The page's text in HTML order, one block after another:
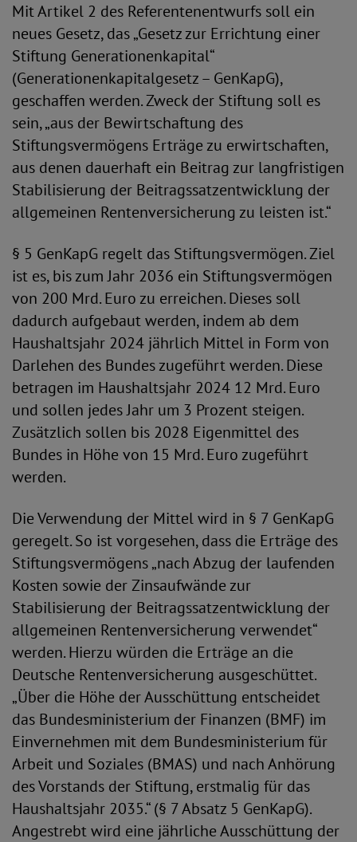
Mit Artikel 2 des Referentenentwurfs soll ein
neues Gesetz, das „Gesetz zur Errichtung einer
Stiftung Generationenkapital“
(Generationenkapitalgesetz – GenKapG),
geschaffen werden. Zweck der Stiftung soll es
sein, „aus der Bewirtschaftung des
Stiftungsvermögens Erträge zu erwirtschaften,
aus denen dauerhaft ein Beitrag zur langfristigen
Stabilisierung der Beitragssatzentwicklung der
allgemeinen Rentenversicherung zu leisten ist.“
§ 5 GenKapG regelt das Stiftungsvermögen. Ziel
ist es, bis zum Jahr 2036 ein Stiftungsvermögen
von 200 Mrd. Euro zu erreichen. Dieses soll
dadurch aufgebaut werden, indem ab dem
Haushaltsjahr 2024 jährlich Mittel in Form von
Darlehen des Bundes zugeführt werden. Diese
betragen im Haushaltsjahr 2024 12 Mrd. Euro
und sollen jedes Jahr um 3 Prozent steigen.
Zusätzlich sollen bis 2028 Eigenmittel des
Bundes in Höhe von 15 Mrd. Euro zugeführt
werden.
Die Verwendung der Mittel wird in § 7 GenKapG
geregelt. So ist vorgesehen, dass die Erträge des
Stiftungsvermögens „nach Abzug der laufenden
Kosten sowie der Zinsaufwände zur
Stabilisierung der Beitragssatzentwicklung der
allgemeinen Rentenversicherung verwendet“
werden. Hierzu würden die Erträge an die
Deutsche Rentenversicherung ausgeschüttet.
„Über die Höhe der Ausschüttung entscheidet
das Bundesministerium der Finanzen (BMF) im
Einvernehmen mit dem Bundesministerium für
Arbeit und Soziales (BMAS) und nach Anhörung
des Vorstands der Stiftung, erstmalig für das
Haushaltsjahr 2035.“ (§ 7 Absatz 5 GenKapG).
Angestrebt wird eine jährliche Ausschüttung der